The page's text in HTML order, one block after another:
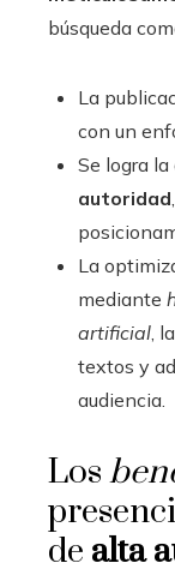
búsqueda
La
con un
Se logra
autoridad
La
mediante
artificial,
textos y
audiencia.
Los
de alta